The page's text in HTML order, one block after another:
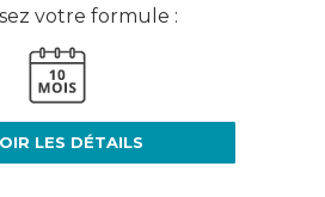
votre formule :
LES DÉTAILS